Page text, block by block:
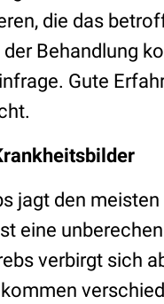
die das
Behandlung
Gute
jagt den
eine
verbirgt sich